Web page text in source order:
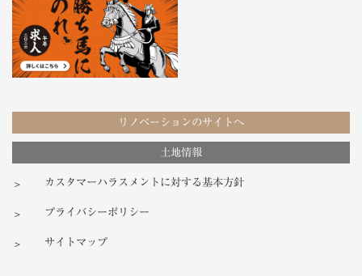
リノベーションのサイトへ
土地情報
カスタマーハラスメントに対する基本方針
プライバシーポリシー
サイトマップ